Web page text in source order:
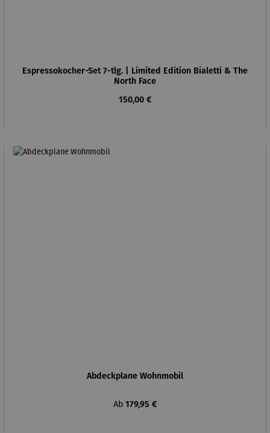
Espressokocher-Set 7-tlg. | Limited Edition Bialetti & The
North Face
Regulärer Preis:
150,00 €
Abdeckplane Wohnmobil
Regulärer Preis:
Ab 179,95 €